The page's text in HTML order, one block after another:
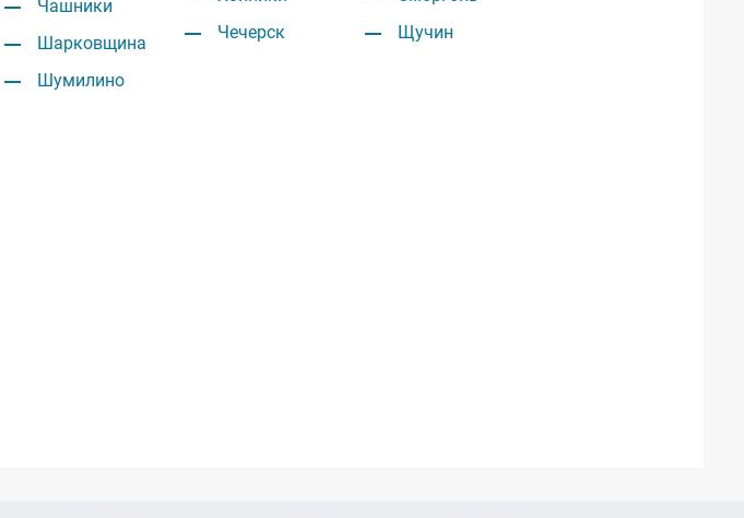
Чашники
Шарковщина
Шумилино
Чечерск
Щучин